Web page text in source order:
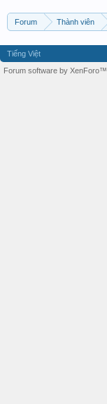
Forum Thành viên
Tiếng Việt
Forum software by XenForo™